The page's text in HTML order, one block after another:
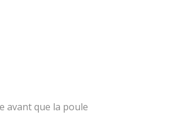
avant que la poule